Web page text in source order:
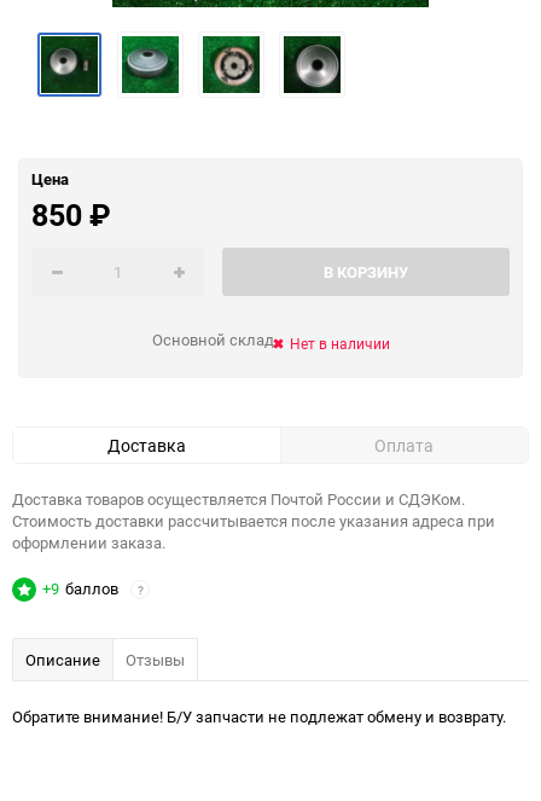
Цена
850₽
В КОРЗИНУ
Основной склад Нет в наличии
Доставка Оплата
Доставка товаров осуществляется Почтой России и СДЭКом.
Стоимость доставки рассчитывается после указания адреса при
оформлении заказа.
+9 баллов ?
Описание Отзывы
Обратите внимание! Б/У запчасти не подлежат обмену и возврату.